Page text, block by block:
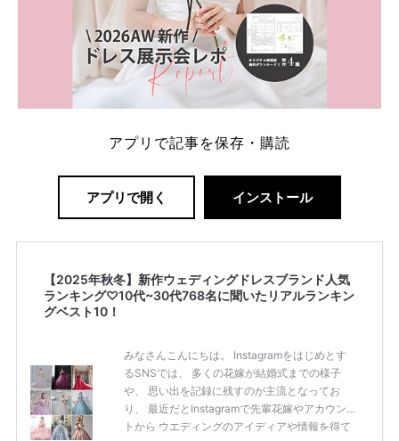
アプリで記事を保存・購読
アプリで開く インストール
【2025年秋冬】新作ウェディングドレスブランド人気
ランキング♡10代~30代768名に聞いたリアルランキン
グベスト10！
みなさんこんにちは。 Instagramをはじめとす
るSNSでは、 多くの花嫁が結婚式までの様子
や、 思い出を記録に残すのが主流となってお
り、 最近だとInstagramで先輩花嫁やアカウン
トから ウエディングのアイディアや情報を得て